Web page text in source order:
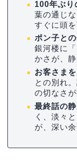
誰もいな
人も来な
めながら
象徴する名
100年ぶ
葉の通じ
すぐに頭
ポン子と
銀河楼に
かさが、
お客さま